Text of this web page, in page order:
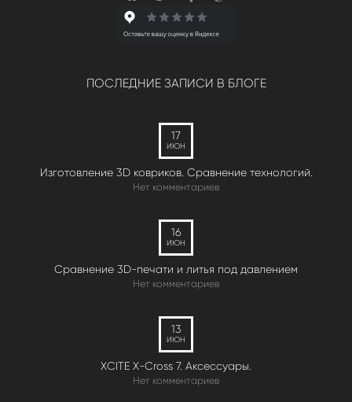
ПОСЛЕДНИЕ ЗАПИСИ В БЛОГЕ
17
ИЮН
Изготовление 3D ковриков. Сравнение технологий.
Нет комментариев
16
ИЮН
Сравнение 3D-печати и литья под давлением
Нет комментариев
13
ИЮН
XCITE X-Cross 7. Аксессуары.
Нет комментариев